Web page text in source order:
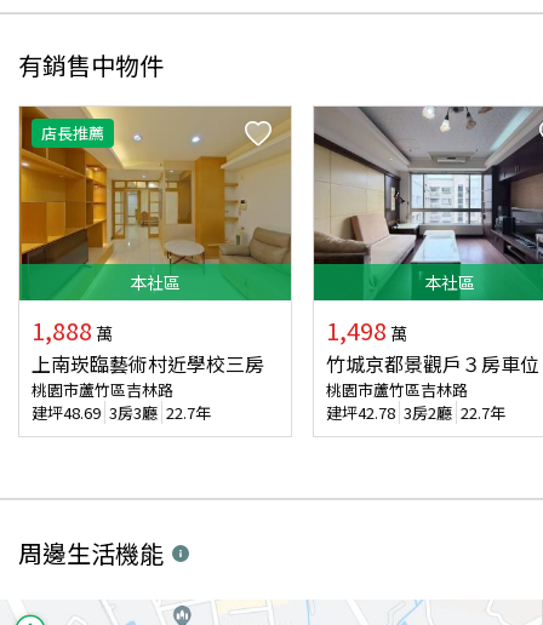
有銷售中物件
店長推薦
本社區
1,888 萬
上南崁臨藝術村近學校三房
桃園市蘆竹區吉林路
建坪48.69 3房3廳 22.7年
本社區
1,498 萬
竹城京都景觀戶３房車位
桃園市蘆竹區吉林路
建坪42.78 3房2廳 22.7年
周邊生活機能